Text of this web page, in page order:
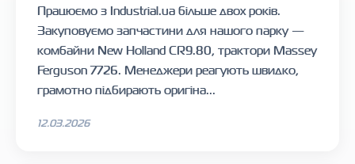
Працюємо з Industrial.ua більше двох років.
Закуповуємо запчастини для нашого парку —
комбайни New Holland CR9.80, трактори Massey
Ferguson 7726. Менеджери реагують швидко,
грамотно підбирають оригіна...
12.03.2026